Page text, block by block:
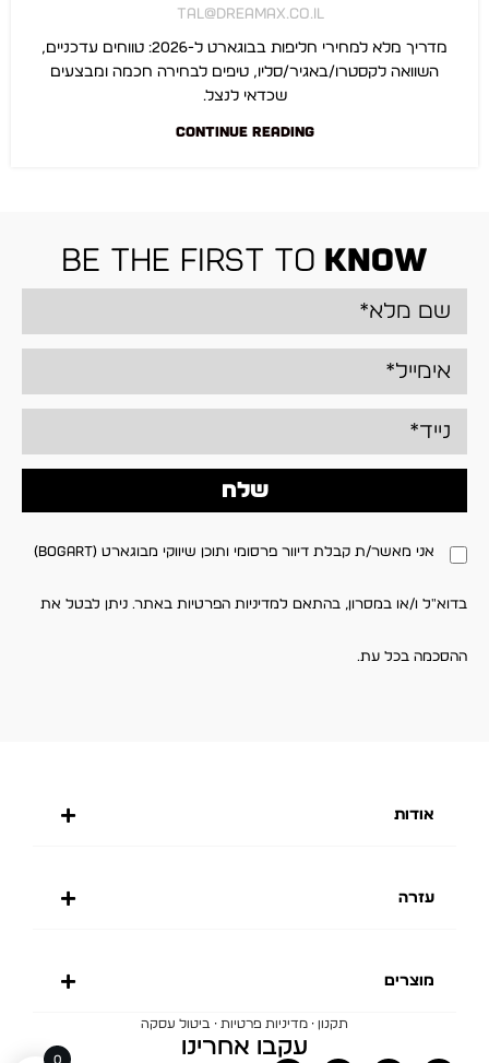
Tal@dreamax.co.il
מדריך מלא למחירי חליפות בבוגארט ל-2026: טווחים עדכניים,
השוואה לקסטרו/באגיר/סליו, טיפים לבחירה חכמה ומבצעים
שכדאי לנצל.
CONTINUE READING
be the first to know
אני מאשר/ת קבלת דיוור פרסומי ותוכן שיווקי מבוגארט (BOGART)
בדוא"ל ו/או במסרון, בהתאם למדיניות הפרטיות באתר. ניתן לבטל את
ההסכמה בכל עת.
שלח
אודות
עזרה
מוצרים
תקנון · מדיניות פרטיות · ביטול עסקה
עקבו אחרינו
0